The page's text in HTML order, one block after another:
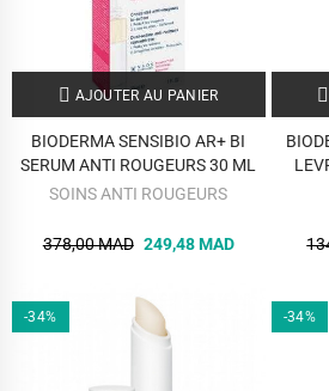
AJOUTER AU PANIER
BIODERMA SENSIBIO AR+ BI
SERUM ANTI ROUGEURS 30 ML
SOINS ANTI ROUGEURS
378,00 MAD 249,48 MAD
-34% -34%